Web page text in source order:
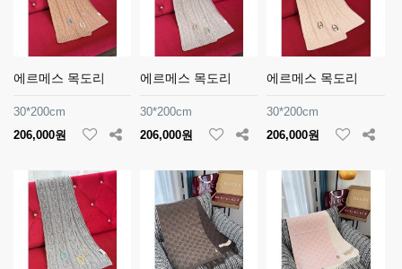
에르메스 목도리
30*200cm
206,000원
에르메스 목도리
30*200cm
206,000원
에르메스 목도리
30*200cm
206,000원